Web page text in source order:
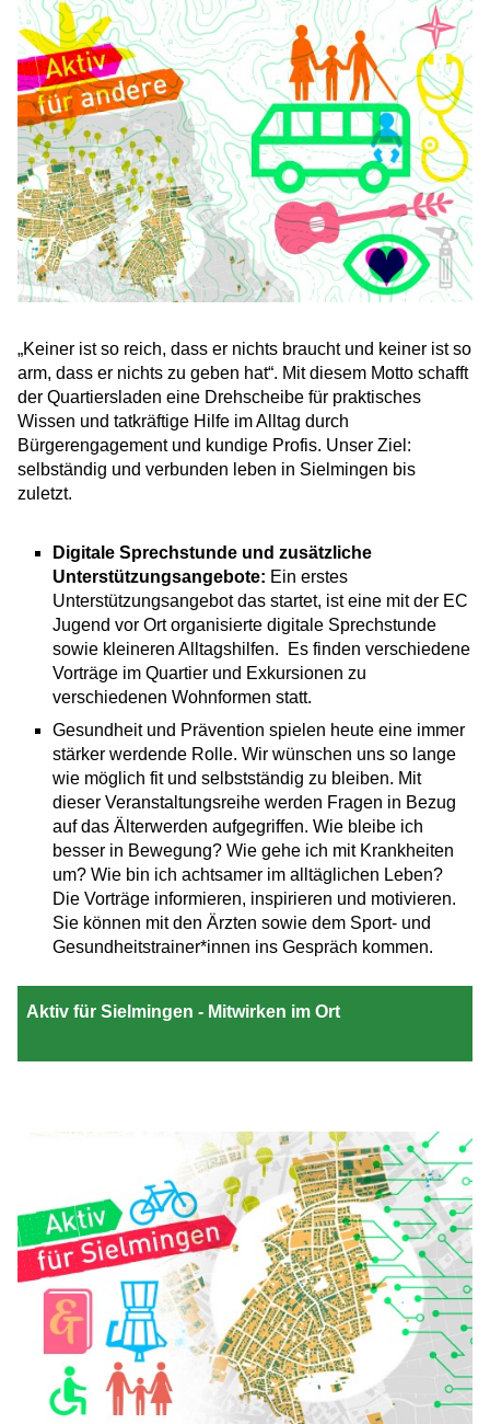
„Keiner ist so reich, dass er nichts braucht und keiner ist so
arm, dass er nichts zu geben hat“. Mit diesem Motto schafft
der Quartiersladen eine Drehscheibe für praktisches
Wissen und tatkräftige Hilfe im Alltag durch
Bürgerengagement und kundige Profis. Unser Ziel:
selbständig und verbunden leben in Sielmingen bis
zuletzt.
Digitale Sprechstunde und zusätzliche
Unterstützungsangebote: Ein erstes
Unterstützungsangebot das startet, ist eine mit der EC
Jugend vor Ort organisierte digitale Sprechstunde
sowie kleineren Alltagshilfen. Es finden verschiedene
Vorträge im Quartier und Exkursionen zu
verschiedenen Wohnformen statt.
Gesundheit und Prävention spielen heute eine immer
stärker werdende Rolle. Wir wünschen uns so lange
wie möglich fit und selbstständig zu bleiben. Mit
dieser Veranstaltungsreihe werden Fragen in Bezug
auf das Älterwerden aufgegriffen. Wie bleibe ich
besser in Bewegung? Wie gehe ich mit Krankheiten
um? Wie bin ich achtsamer im alltäglichen Leben?
Die Vorträge informieren, inspirieren und motivieren.
Sie können mit den Ärzten sowie dem Sport- und
Gesundheitstrainer*innen ins Gespräch kommen.
Aktiv für Sielmingen - Mitwirken im Ort